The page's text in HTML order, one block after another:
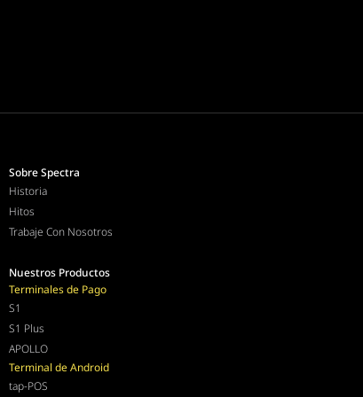
Sobre Spectra
Historia
Hitos
Trabaje Con Nosotros
Nuestros Productos
Terminales de Pago
S1
S1 Plus
APOLLO
Terminal de Android
tap-POS